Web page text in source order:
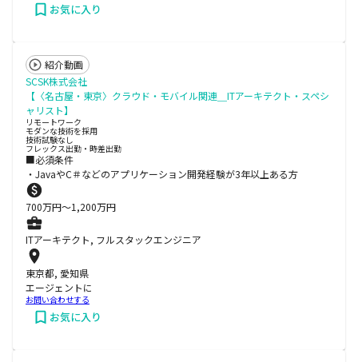
お気に入り
紹介動画
SCSK株式会社
【〈名古屋・東京〉クラウド・モバイル関連＿ITアーキテクト・スペシ
ャリスト】
リモートワーク
モダンな技術を採用
技術試験なし
フレックス出勤・時差出勤
■必須条件
・JavaやC＃などのアプリケーション開発経験が3年以上ある方
700万円〜1,200万円
ITアーキテクト, フルスタックエンジニア
東京都, 愛知県
エージェントに
お問い合わせする
お気に入り